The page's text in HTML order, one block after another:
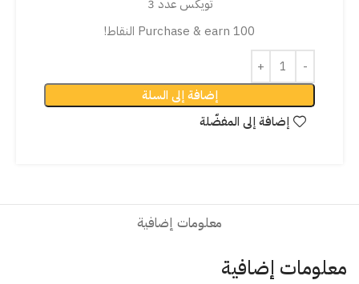
تويكس عدد 3
Purchase & earn 100 النقاط!
إضافة إلى السلة
إضافة إلى المفضّلة
معلومات إضافية
معلومات إضافية